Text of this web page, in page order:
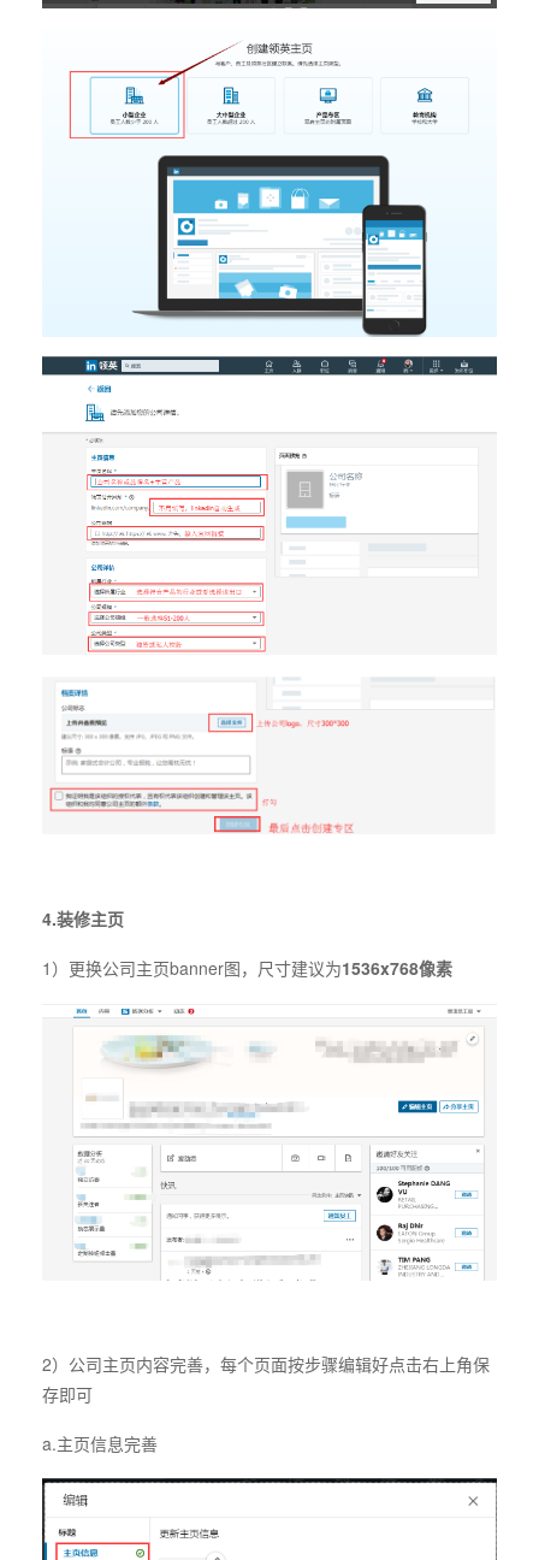
4.装修主页
1）更换公司主页banner图，尺寸建议为1536x768像素
2）公司主页内容完善，每个页面按步骤编辑好点击右上角保
存即可
a.主页信息完善